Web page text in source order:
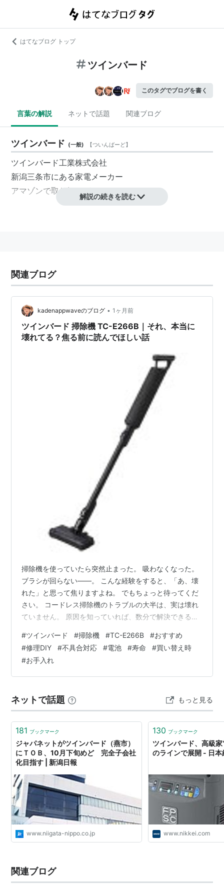
はてなブログ トップ
ツインバード
このタグでブログを書く
言葉の解説 ネットで話題 関連ブログ
ツインバード (一般) 【ついんばーど】
ツインバード工業株式会社
新潟三条市にある家電メーカー
アマゾンで取り扱いがある
解説の続きを読む
関連ブログ
kadenappwaveのブログ • 1ヶ月前
ツインバード 掃除機 TC-E266B｜それ、本当に
壊れてる？焦る前に読んでほしい話
掃除機を使っていたら突然止まった。 吸わなくなった。
ブラシが回らない——。 こんな経験をすると、「あ、壊
れた」と思って焦りますよね。 でもちょっと待ってくだ
さい。 コードレス掃除機のトラブルの大半は、実は壊れ
ていません。 原因を知っていれば、数分で解決できるも
E266Bに起きやすいトラブルを、取扱説明書と製品の仕
組みに基づいて一つひとつ丁寧に解説します。 修理を依
頼する前に、ぜひ一度この記事を読んでみてください。
ツインバード TWINBIRD コードレススティック型クリー
天…
#ツインバード #掃除機 #TC-E266B #おすすめ
#修理DIY #不具合対応 #電池 #寿命 #買い替え時
#お手入れ
ネットで話題 もっと見る
181 ブックマーク
ジャパネットがツインバード（燕市）
にＴＯＢ、10月下旬めど 完全子会社
化目指す | 新潟日報
www.niigata-nippo.co.jp
130 ブックマーク
ツインバード、高級
のラインで展開 - 日
www.nikkei.com
関連ブログ